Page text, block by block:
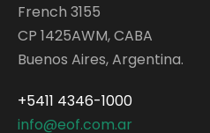
French 3155
CP 1425AWM, CABA
Buenos Aires, Argentina.
+5411 4346-1000
info@eof.com.ar